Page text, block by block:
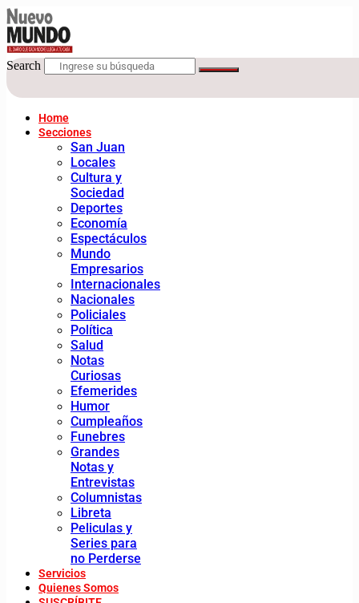
Search
Home
Secciones
San Juan
Locales
Cultura y
Sociedad
Deportes
Economía
Espectáculos
Mundo
Empresarios
Internacionales
Nacionales
Policiales
Política
Salud
Notas
Curiosas
Efemerides
Humor
Cumpleaños
Funebres
Grandes
Notas y
Entrevistas
Columnistas
Libreta
Peliculas y
Series para
no Perderse
Servicios
Quienes Somos